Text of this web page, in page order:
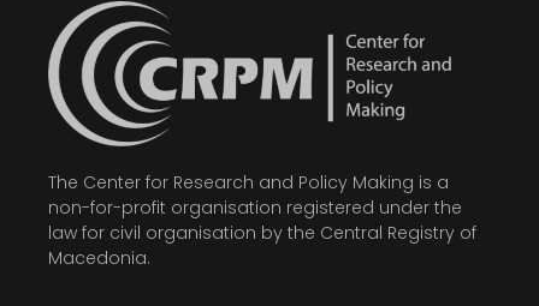
The Center for Research and Policy Making is a
non-for-profit organisation registered under the
law for civil organisation by the Central Registry of
Macedonia.